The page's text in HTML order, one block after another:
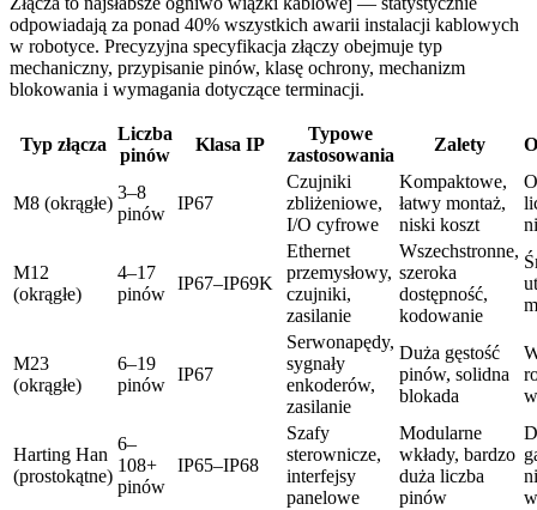
odpowiadają za ponad 40% wszystkich awarii instalacji kablowych
w robotyce. Precyzyjna specyfikacja złączy obejmuje typ
mechaniczny, przypisanie pinów, klasę ochrony, mechanizm
blokowania i wymagania dotyczące terminacji.
Typ złącza
Liczba
pinów
Klasa IP
Typowe
zastosowania
Zalety
M8 (okrągłe)
3–8
pinów
IP67
Czujniki
zbliżeniowe,
I/O cyfrowe
Kompaktowe,
łatwy montaż,
niski koszt
M12
(okrągłe)
4–17
pinów
IP67–IP69K
Ethernet
przemysłowy,
czujniki,
zasilanie
Wszechstronne,
szeroka
dostępność,
kodowanie
M23
(okrągłe)
6–19
pinów
IP67
Serwonapędy,
sygnały
enkoderów,
zasilanie
Duża gęstość
pinów, solidna
blokada
Harting Han
(prostokątne)
6–
108+
pinów
IP65–IP68
Szafy
sterownicze,
interfejsy
panelowe
Modularne
wkłady, bardzo
duża liczba
pinów